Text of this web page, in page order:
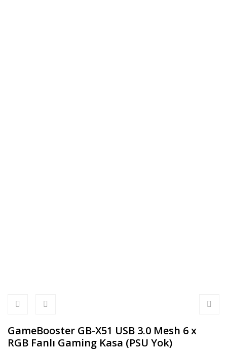
GameBooster GB-X51 USB 3.0 Mesh 6 x
RGB Fanlı Gaming Kasa (PSU Yok)